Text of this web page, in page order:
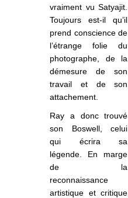
vraiment vu Satyajit.
Toujours est-il qu’il
prend conscience de
l’étrange folie du
photographe, de la
démesure de son
travail et de son
attachement.
Ray a donc trouvé
son Boswell, celui
qui écrira sa
légende. En marge
de la
reconnaissance
artistique et critique